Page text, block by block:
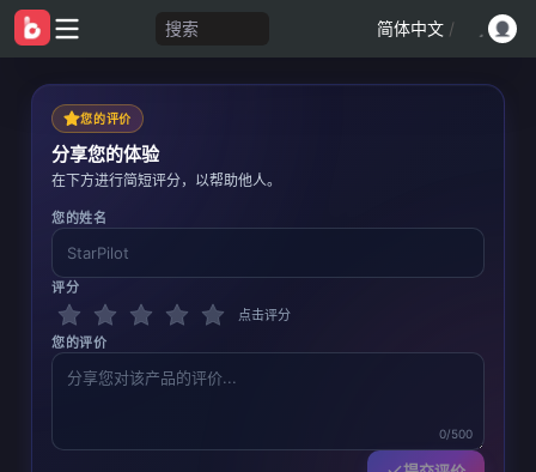
搜索 简体中文 /
您的评价
分享您的体验
在下方进行简短评分，以帮助他人。
您的姓名
评分
点击评分
您的评价
0/500